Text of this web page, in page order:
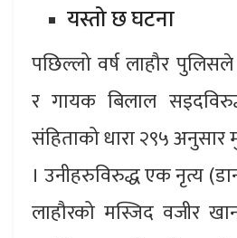
यस्तो छ घटना
पछिल्लो वर्ष लाहौर
र गायक बिलाल
संहिताको धारा २९५ अनुसार
। उनीहरुविरुद्ध एक नृत्य
लाहौरको मस्जिद वजीर